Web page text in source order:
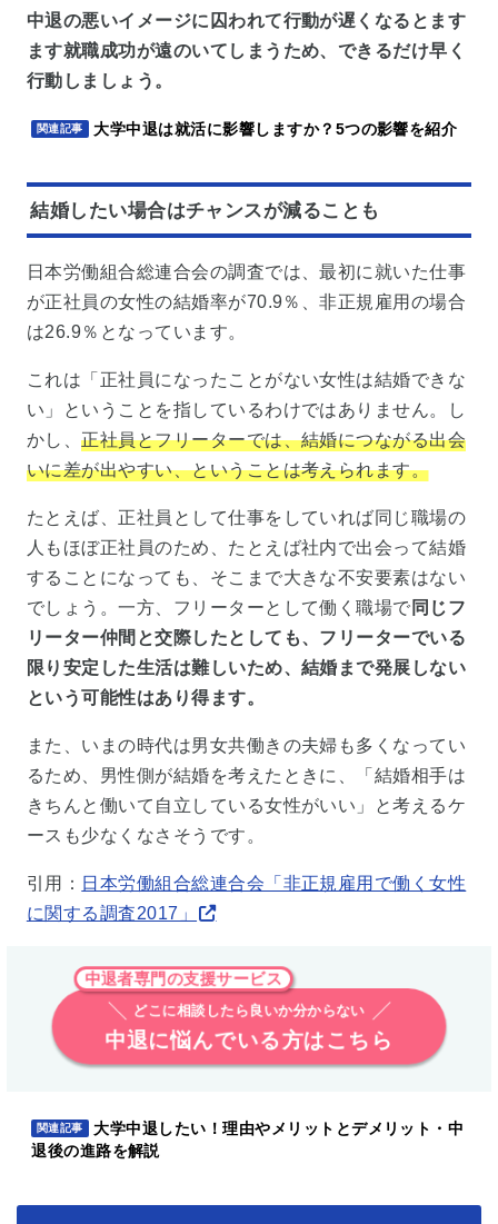
中退の悪いイメージに囚われて行動が遅くなるとます
ます就職成功が遠のいてしまうため、できるだけ早く
行動しましょう。
関連記事 大学中退は就活に影響しますか？5つの影響を紹介
結婚したい場合はチャンスが減ることも
日本労働組合総連合会の調査では、最初に就いた仕事
が正社員の女性の結婚率が70.9％、非正規雇用の場合
は26.9％となっています。
これは「正社員になったことがない女性は結婚できな
い」ということを指しているわけではありません。し
かし、正社員とフリーターでは、結婚につながる出会
いに差が出やすい、ということは考えられます。
たとえば、正社員として仕事をしていれば同じ職場の
人もほぼ正社員のため、たとえば社内で出会って結婚
することになっても、そこまで大きな不安要素はない
でしょう。一方、フリーターとして働く職場で 同じフ
リーター仲間と交際したとしても、フリーターでいる
限り安定した生活は難しいため、結婚まで発展しない
という可能性はあり得ます。
また、いまの時代は男女共働きの夫婦も多くなってい
るため、男性側が結婚を考えたときに、「結婚相手は
きちんと働いて自立している女性がいい」と考えるケ
ースも少なくなさそうです。
引用： 日本労働組合総連合会「非正規雇用で働く女性
に関する調査2017」
中退者専門の支援サービス
どこに相談したら良いか分からない
中退に悩んでいる方はこちら
関連記事
大学中退したい！理由やメリットとデメリット・中
退後の進路を解説